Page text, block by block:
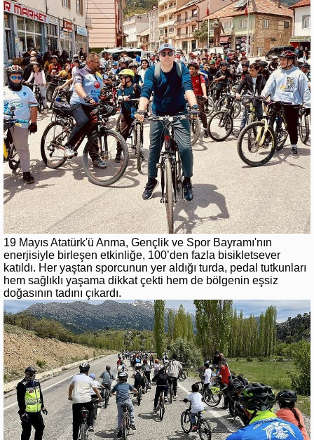
19 Mayıs Atatürk'ü Anma, Gençlik ve Spor Bayramı'nın
enerjisiyle birleşen etkinliğe, 100’den fazla bisikletsever
katıldı. Her yaştan sporcunun yer aldığı turda, pedal tutkunları
hem sağlıklı yaşama dikkat çekti hem de bölgenin eşsiz
doğasının tadını çıkardı.